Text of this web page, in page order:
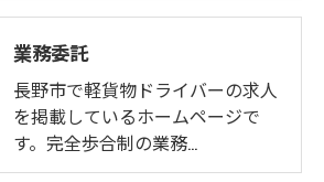
業務委託
長野市で軽貨物ドライバーの求人
を掲載しているホームページで
す。完全歩合制の業務…